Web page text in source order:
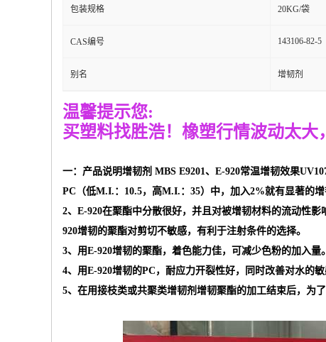
包装规格 20KG/袋
CAS编号 143106-82-5
别名 增韧剂
温馨提示您:
买塑料找胜浩！ 橡塑行情波动太大
一：产品说明增韧剂 MBS E9201、E-920常温增韧效果
PC（低M.I.：10.5，高M.I.：35）中，加入2%就有显著的增
2、E-920在聚酯中分散很好，并且对被增韧材料的流动性
920增韧的聚酯对剪切不敏感，有利于注射条件的选择。
3、用E-920增韧的聚酯，着色能力佳，可减少色粉的加入量。
4、用E-920增韧的PC，耐应力开裂性好，同时改善对水的
5、在用接枝类或共聚类增韧剂增韧聚酯的加工结束后，为